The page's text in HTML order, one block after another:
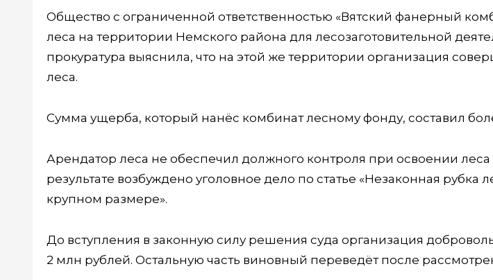
Общество с ограниченной ответственностью «Вятский фанерный
леса на территории Немского района для лесозаготовительной
прокуратура выяснила, что на этой же территории организация
леса.
Сумма ущерба, который нанёс комбинат лесному фонду, составил
Арендатор леса не обеспечил должного контроля при освоении леса
результате возбуждено уголовное дело по статье «Незаконная рубка
крупном размере».
До вступления в законную силу решения суда организация
2 млн рублей. Остальную часть виновный переведёт после